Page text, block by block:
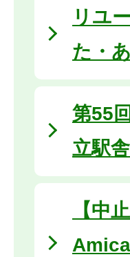
リユ
た・
第55
立駅
【中